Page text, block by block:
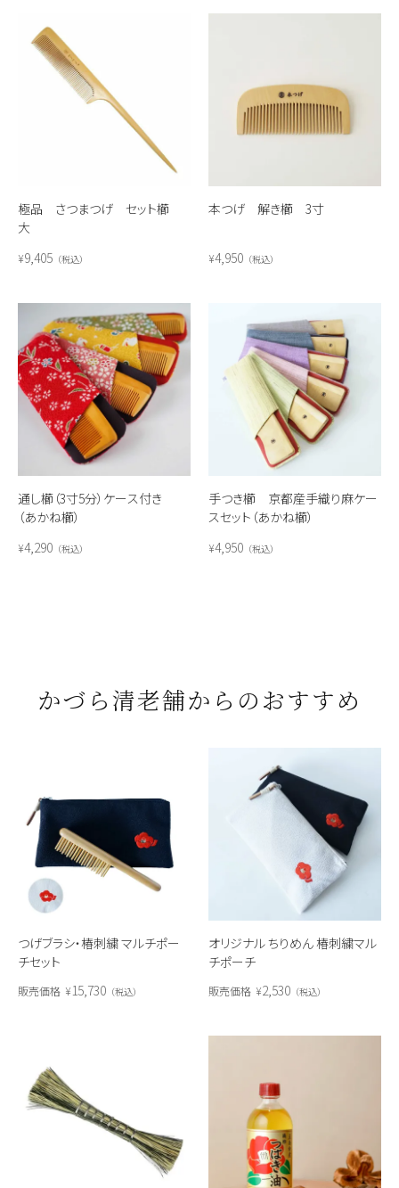
極品 さつまつげ セット櫛
大
¥9,405 税込
本つげ 解き櫛 3寸
¥4,950 税込
通し櫛（3寸5分）ケース付き
（あかね櫛）
¥4,290 税込
手つき櫛 京都産手織り麻ケー
スセット（あかね櫛）
¥4,950 税込
かづら清老舗からのおすすめ
つげブラシ・椿刺繍 マルチポー
チセット
販売価格 ¥15,730 税込
オリジナル ちりめん 椿刺繍マル
チポーチ
販売価格 ¥2,530 税込